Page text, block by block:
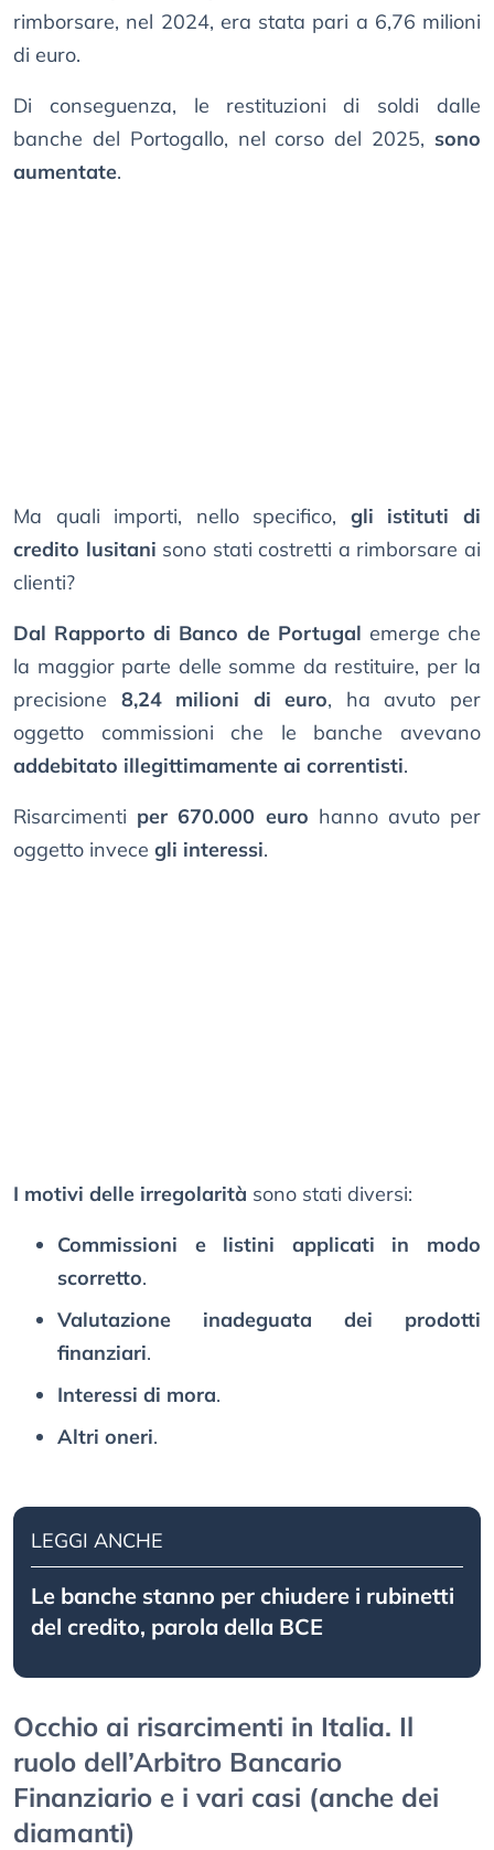
rimborsare, nel 2024, era stata pari a 6,76 milioni
di euro.
Di conseguenza, le restituzioni di soldi dalle
banche del Portogallo, nel corso del 2025, sono
aumentate.
Ma quali importi, nello specifico, gli istituti di
credito lusitani sono stati costretti a rimborsare ai
clienti?
Dal Rapporto di Banco de Portugal emerge che
la maggior parte delle somme da restituire, per la
precisione 8,24 milioni di euro, ha avuto per
oggetto commissioni che le banche avevano
addebitato illegittimamente ai correntisti.
Risarcimenti per 670.000 euro hanno avuto per
oggetto invece gli interessi.
I motivi delle irregolarità sono stati diversi:
Commissioni e listini applicati in modo
scorretto.
Valutazione inadeguata dei prodotti
finanziari.
Interessi di mora.
Altri oneri.
LEGGI ANCHE
Le banche stanno per chiudere i rubinetti
del credito, parola della BCE
Occhio ai risarcimenti in Italia. Il
ruolo dell’Arbitro Bancario
Finanziario e i vari casi (anche dei
diamanti)